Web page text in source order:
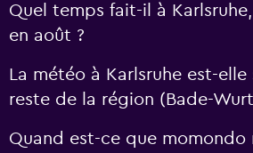
Quel temps fait-il à
en août ?
La météo à Karlsruhe est-elle
reste de la région (Bade-
Quand est-ce que momondo